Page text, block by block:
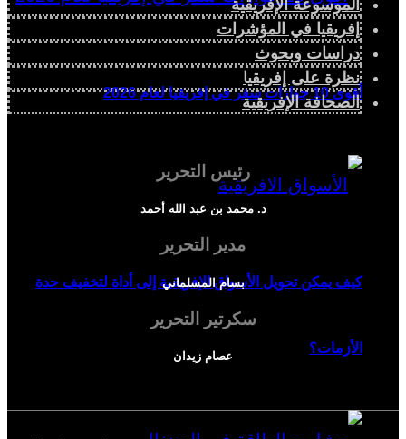
أقوى 10 جوازات سفر في إفريقيا لعام 2026
كيف يمكن تحويل الأسواق الإفريقية إلى أداة لتخفيف حدة
الأزمات؟
الموسوعة الإفريقية
إفريقيا في المؤشرات
دراسات وبحوث
نظرة على إفريقيا
الصحافة الإفريقية
رئيس التحرير
د. محمد بن عبد الله أحمد
مدير التحرير
بسام المسلماني
سكرتير التحرير
عصام زيدان